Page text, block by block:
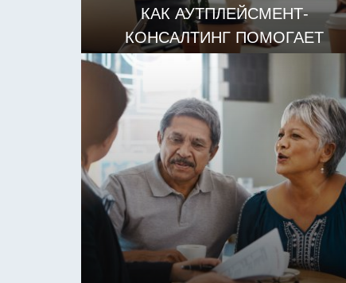
КАК АУТПЛЕЙСМЕНТ-
КОНСАЛТИНГ ПОМОГАЕТ
ПЕРЕМЕЩЕННЫМ
СОТРУДНИКАМ
ЧИТАТЬ ДАЛЕЕ